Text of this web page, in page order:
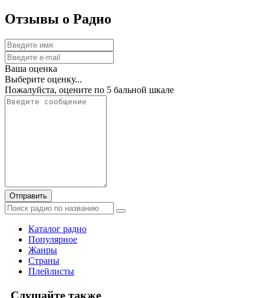
Отзывы о Радио
Ваша оценка
Выберите оценку...
Пожалуйста, оцените по 5 бальной шкале
Отправить
Каталог радио
Популярное
Жанры
Страны
Плейлисты
Слушайте также